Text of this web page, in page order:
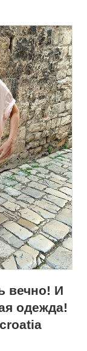
вечно! И
одежда!